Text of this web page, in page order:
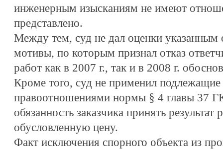
инженерным изысканиям не имеют
представлено.
Между тем, суд не дал оценки указанным
мотивы, по которым признал отказ
работ как в 2007 г., так и в 2008 г.
Кроме того, суд не применил
правоотношениями нормы § 4 главы 37
обязанность заказчика принять
обусловленную цену.
Факт исключения спорного объекта из